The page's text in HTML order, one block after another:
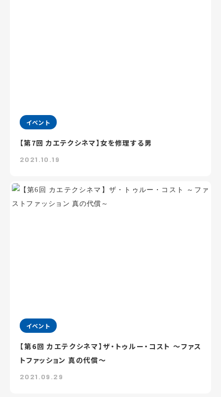
イベント
【第7回 カエテクシネマ】女を修理する男
2021.10.19
イベント
【第6回 カエテクシネマ】ザ・トゥルー・コスト ～ファス
トファッション 真の代償～
2021.09.29